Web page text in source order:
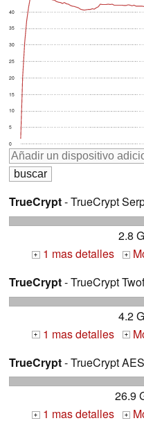
0
5
10
15
20
25
30
35
40
TrueCrypt- TrueCrypt
2.8
+ 1 mas detalles +
TrueCrypt- TrueCrypt
4.2
+ 1 mas detalles +
TrueCrypt- TrueCrypt AES
26.9
+ 1 mas detalles +